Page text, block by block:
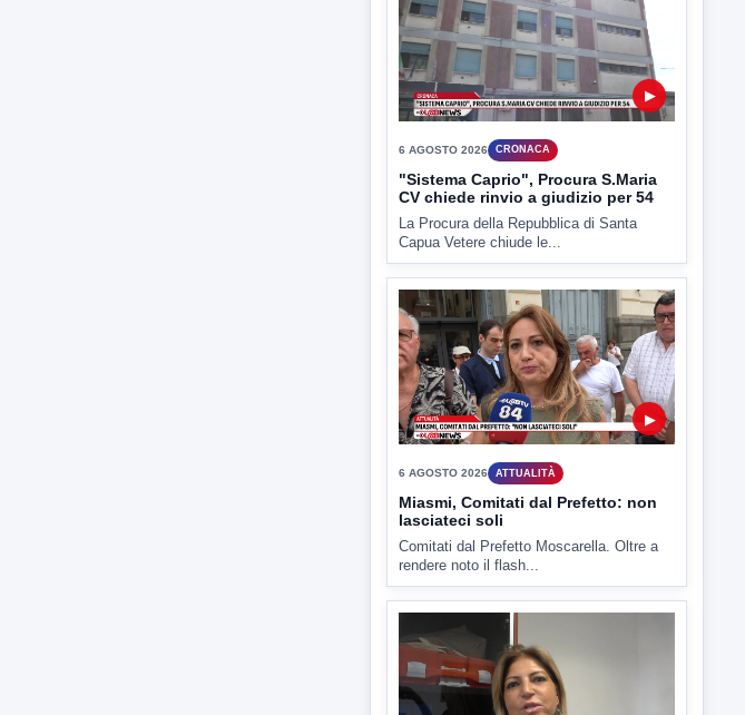
▶
6 AGOSTO 2026 CRONACA
"Sistema Caprio", Procura S.Maria
CV chiede rinvio a giudizio per 54
La Procura della Repubblica di Santa
Capua Vetere chiude le...
▶
6 AGOSTO 2026 ATTUALITÀ
Miasmi, Comitati dal Prefetto: non
lasciateci soli
Comitati dal Prefetto Moscarella. Oltre a
rendere noto il flash...